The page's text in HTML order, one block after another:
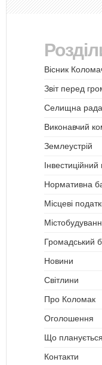
Вісник
Звіт перед
Селищна рада
Виконавчий
Землеустрій
Нормативна
Місцеві
Громадський
Новини
Світлини
Про Коломак
Оголошення
Що планується
Контакти